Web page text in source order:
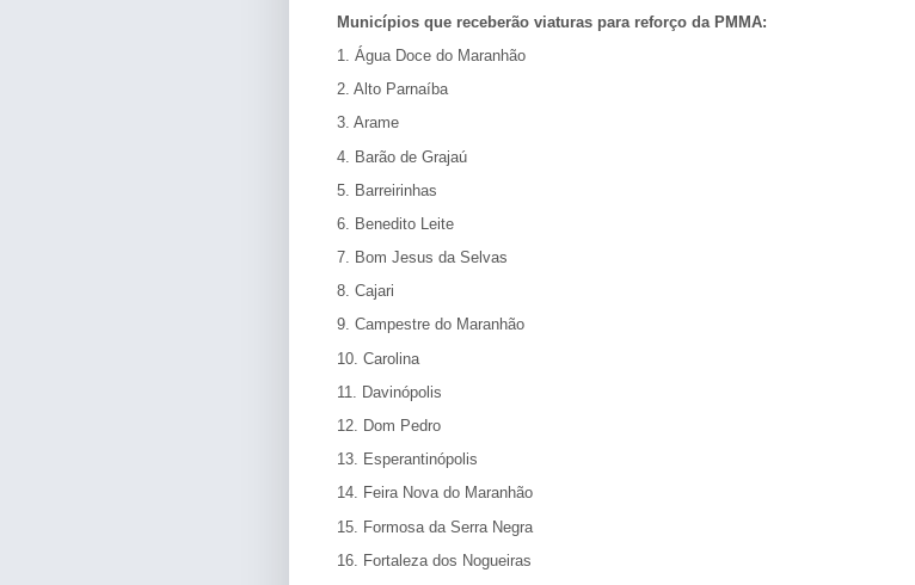
Municípios que receberão viaturas para reforço da PMMA:
1. Água Doce do Maranhão
2. Alto Parnaíba
3. Arame
4. Barão de Grajaú
5. Barreirinhas
6. Benedito Leite
7. Bom Jesus da Selvas
8. Cajari
9. Campestre do Maranhão
10. Carolina
11. Davinópolis
12. Dom Pedro
13. Esperantinópolis
14. Feira Nova do Maranhão
15. Formosa da Serra Negra
16. Fortaleza dos Nogueiras